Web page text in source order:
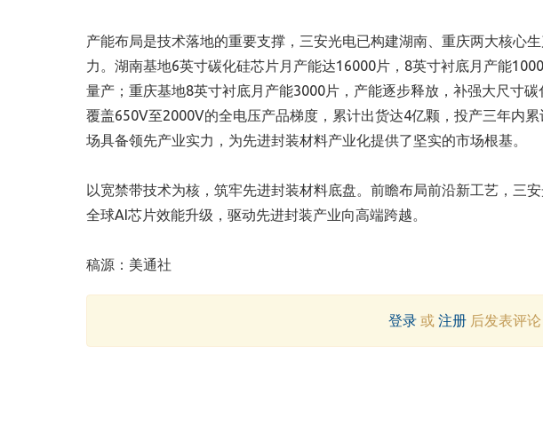
产能布局是技术落地的重要支撑，三安光电已构建湖南、重庆两大核心
力。湖南基地6英寸碳化硅芯片月产能达16000片，8英寸衬底月产能
量产；重庆基地8英寸衬底月产能3000片，产能逐步释放，补强大尺寸
覆盖650V至2000V的全电压产品梯度，累计出货达4亿颗，投产三年内
场具备领先产业实力，为先进封装材料产业化提供了坚实的市场根基。
以宽禁带技术为核，筑牢先进封装材料底盘。前瞻布局前沿新工艺，三
全球AI芯片效能升级，驱动先进封装产业向高端跨越。
稿源：美通社
登录 或注册 后发表评论